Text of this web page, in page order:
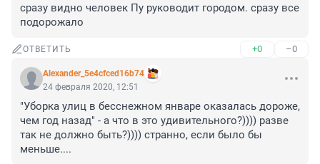
сразу видно человек Пу руководит городом. сразу все
подорожало
ОТВЕТИТЬ +0 –0
Alexander_5e4cfced16b74
24 февраля 2020, 12:51
"Уборка улиц в бесснежном январе оказалась дороже,
чем год назад" - а что в это удивительного?)))) разве
так не должно быть?)))) странно, если было бы
меньше....